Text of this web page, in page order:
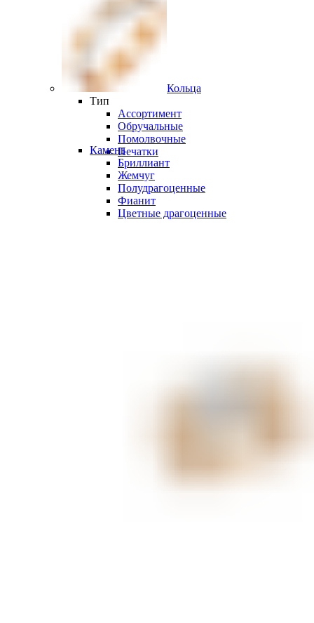
Кольца
Тип
Ассортимент
Обручальные
Помолвочные
Печатки
Камень
Бриллиант
Жемчуг
Полудрагоценные
Фианит
Цветные драгоценные